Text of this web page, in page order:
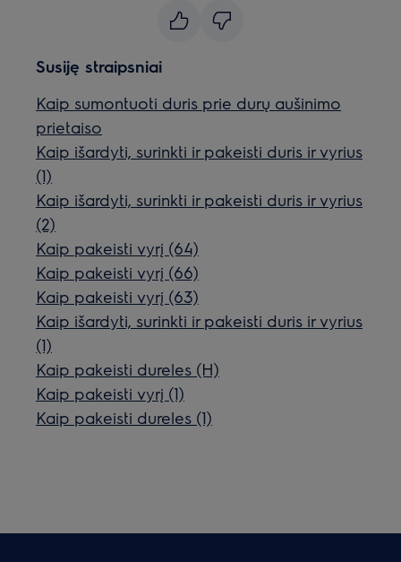
Susiję straipsniai
Kaip sumontuoti duris prie durų aušinimo
prietaiso
Kaip išardyti, surinkti ir pakeisti duris ir vyrius
(1)
Kaip išardyti, surinkti ir pakeisti duris ir vyrius
(2)
Kaip pakeisti vyrį (64)
Kaip pakeisti vyrį (66)
Kaip pakeisti vyrį (63)
Kaip išardyti, surinkti ir pakeisti duris ir vyrius
(1)
Kaip pakeisti dureles (H)
Kaip pakeisti vyrį (1)
Kaip pakeisti dureles (1)